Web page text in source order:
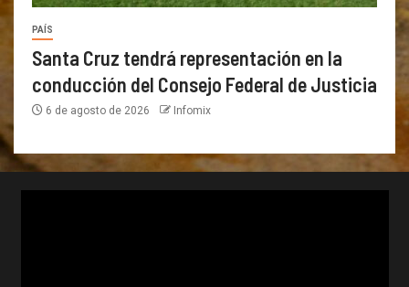
PAÍS
Santa Cruz tendrá representación en la
conducción del Consejo Federal de Justicia
6 de agosto de 2026 Infomix